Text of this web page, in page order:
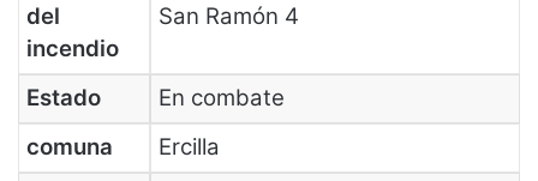
del
incendio
San Ramón 4
Estado
En combate
comuna
Ercilla